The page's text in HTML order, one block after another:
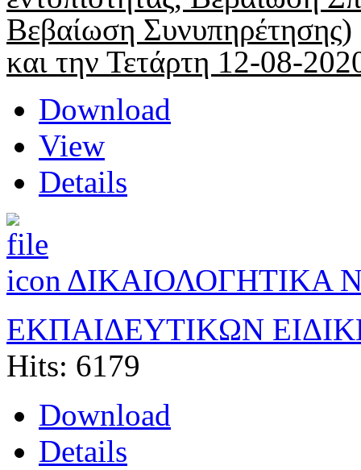
Βεβαίωση Συνυπηρέτησης)
και την Τετάρτη 12-08-
Download
View
Details
ΔΙΚΑΙΟΛΟΓΗΤΙΚΑ
ΕΚΠΑΙΔΕΥΤΙΚΩΝ
Hits: 6179
Download
Details